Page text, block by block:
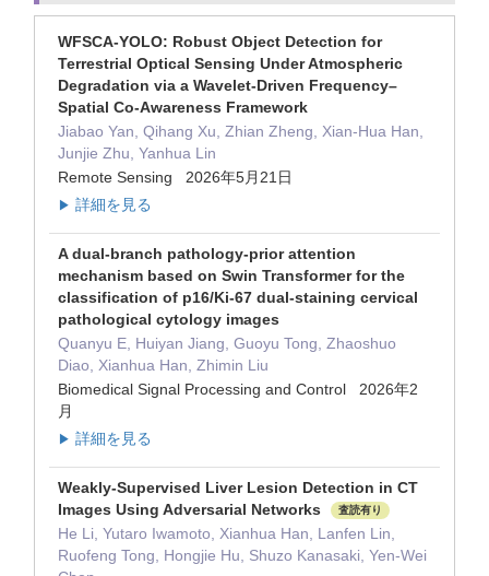
WFSCA-YOLO: Robust Object Detection for
Terrestrial Optical Sensing Under Atmospheric
Degradation via a Wavelet-Driven Frequency–
Spatial Co-Awareness Framework
Jiabao Yan, Qihang Xu, Zhian Zheng, Xian-Hua Han,
Junjie Zhu, Yanhua Lin
Remote Sensing 2026年5月21日
▶ 詳細を見る
A dual-branch pathology-prior attention
mechanism based on Swin Transformer for the
classification of p16/Ki-67 dual-staining cervical
pathological cytology images
Quanyu E, Huiyan Jiang, Guoyu Tong, Zhaoshuo
Diao, Xianhua Han, Zhimin Liu
Biomedical Signal Processing and Control 2026年2
月
▶ 詳細を見る
Weakly-Supervised Liver Lesion Detection in CT
Images Using Adversarial Networks
査読有り
He Li, Yutaro Iwamoto, Xianhua Han, Lanfen Lin,
Ruofeng Tong, Hongjie Hu, Shuzo Kanasaki, Yen-Wei